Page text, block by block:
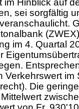
im Hinblick auf
sei sorgfältig
im 4. Quartal
Verkehrswert
Die